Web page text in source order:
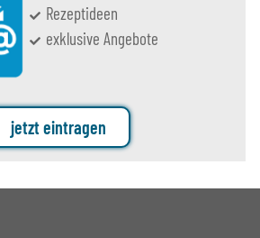
Rezeptideen
exklusive Angebote
jetzt eintragen